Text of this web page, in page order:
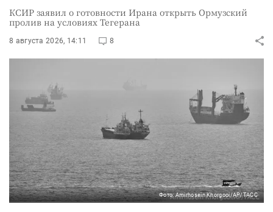
КСИР заявил о готовности Ирана открыть Ормузский
пролив на условиях Тегерана
8 августа 2026, 14:11 8
Фото: Amirhosein Khorgooi/AP/ТАСС